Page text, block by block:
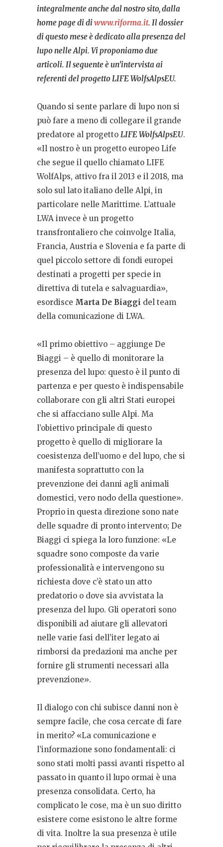
integralmente anche dal nostro sito, dalla
home page di diwww.riforma.it. Il dossier
di questo mese è dedicato alla presenza del
lupo nelle Alpi. Vi proponiamo due
articoli. Il seguente è un’intervista ai
referenti del progetto LIFE WolfsAlpsEU.
Quando si sente parlare di lupo non si
può fare a meno di collegare il grande
predatore al progetto LIFE WolfsAlpsEU.
«Il nostro è un progetto europeo Life
che segue il quello chiamato LIFE
WolfAlps, attivo fra il 2013 e il 2018, ma
solo sul lato italiano delle Alpi, in
particolare nelle Marittime. L’attuale
LWA invece è un progetto
transfrontaliero che coinvolge Italia,
Francia, Austria e Slovenia e fa parte di
quel piccolo settore di fondi europei
destinati a progetti per specie in
direttiva di tutela e salvaguardia»,
esordisce Marta De Biaggi del team
della comunicazione di LWA.
«Il primo obiettivo – aggiunge De
Biaggi – è quello di monitorare la
presenza del lupo: questo è il punto di
partenza e per questo è indispensabile
collaborare con gli altri Stati europei
che si affacciano sulle Alpi. Ma
l’obiettivo principale di questo
progetto è quello di migliorare la
coesistenza dell’uomo e del lupo, che si
manifesta soprattutto con la
prevenzione dei danni agli animali
domestici, vero nodo della questione».
Proprio in questa direzione sono nate
delle squadre di pronto intervento; De
Biaggi ci spiega la loro funzione: «Le
squadre sono composte da varie
professionalità e intervengono su
richiesta dove c’è stato un atto
predatorio o dove sia avvistata la
presenza del lupo. Gli operatori sono
disponibili ad aiutare gli allevatori
nelle varie fasi dell’iter legato ai
rimborsi da predazioni ma anche per
fornire gli strumenti necessari alla
prevenzione».
Il dialogo con chi subisce danni non è
sempre facile, che cosa cercate di fare
in merito? «La comunicazione e
l’informazione sono fondamentali: ci
sono stati molti passi avanti rispetto al
passato in quanto il lupo ormai è una
presenza consolidata. Certo, ha
complicato le cose, ma è un suo diritto
esistere come esistono le altre forme
di vita. Inoltre la sua presenza è utile